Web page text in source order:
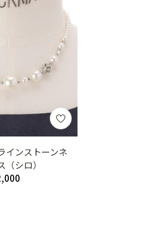
インストーンネ
（シロ）